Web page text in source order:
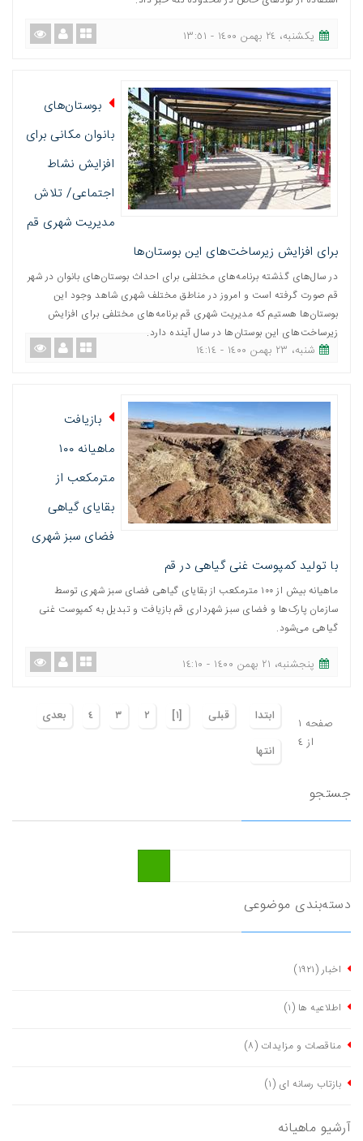
یکشنبه، ٢٤ بهمن ١٤٠٠ - ١٣:٥١
بوستان‌های
بانوان مکانی برای
افزایش نشاط
اجتماعی/ تلاش
مدیریت شهری قم
برای افزایش زیرساخت‌های این بوستان‌ها
در سال‌های گذشته برنامه‌های مختلفی برای احداث بوستان‌های بانوان در شهر
قم صورت گرفته است و امروز در مناطق مختلف شهری شاهد وجود این
بوستان‌ها هستیم که مدیریت شهری قم برنامه‌های مختلفی برای افزایش
زیرساخت‌های این بوستان‌ها در سال آینده دارد.
شنبه، ٢٣ بهمن ١٤٠٠ - ١٤:١٤
بازیافت
ماهیانه ۱۰۰
مترمکعب از
بقایای گیاهی
فضای سبز شهری
با تولید کمپوست غنی گیاهی در قم
ماهیانه بیش از ١٠٠ مترمکعب از بقایای گیاهی فضای سبز شهری توسط
سازمان پارک‌ها و فضای سبز شهرداری قم بازیافت و تبدیل به کمپوست غنی
گیاهی می‌شود.
پنجشنبه، ٢١ بهمن ١٤٠٠ - ١٤:١٠
صفحه ١
از ٤
ابتدا قبلی [١] ٢ ٣ ٤
بعدی
انتها
جستجو
دسته‌بندی موضوعی
اخبار(١٩٢١)
اطلاعیه ها (١)
مناقصات و مزایدات (٨)
بازتاب رسانه ای (١)
آرشیو ماهیانه